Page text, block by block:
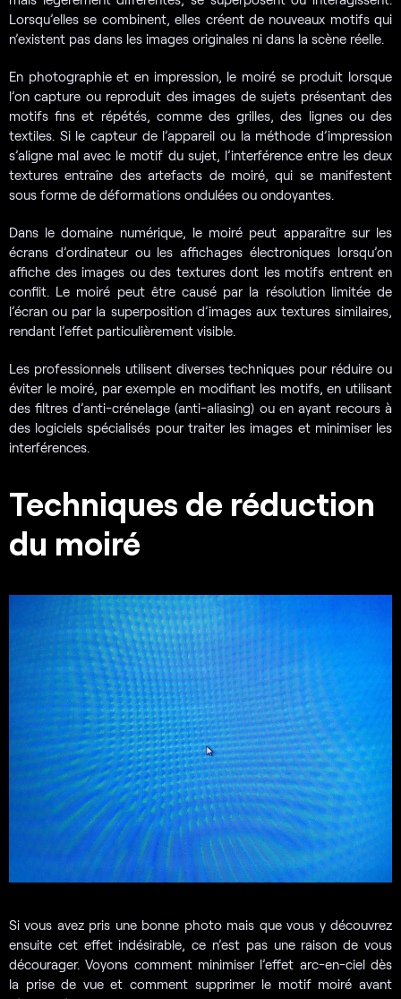
Lorsqu’elles se combinent, elles créent de nouveaux motifs qui
n’existent pas dans les images originales ni dans la scène réelle.
En photographie et en impression, le moiré se produit lorsque
l’on capture ou reproduit des images de sujets présentant des
motifs fins et répétés, comme des grilles, des lignes ou des
textiles. Si le capteur de l’appareil ou la méthode d’impression
s’aligne mal avec le motif du sujet, l’interférence entre les deux
textures entraîne des artefacts de moiré, qui se manifestent
sous forme de déformations ondulées ou ondoyantes.
Dans le domaine numérique, le moiré peut apparaître sur les
écrans d’ordinateur ou les affichages électroniques lorsqu’on
affiche des images ou des textures dont les motifs entrent en
conflit. Le moiré peut être causé par la résolution limitée de
l’écran ou par la superposition d’images aux textures similaires,
rendant l’effet particulièrement visible.
Les professionnels utilisent diverses techniques pour réduire ou
éviter le moiré, par exemple en modifiant les motifs, en utilisant
des filtres d’anti-crénelage (anti-aliasing) ou en ayant recours à
des logiciels spécialisés pour traiter les images et minimiser les
interférences.
Techniques de réduction
du moiré
Si vous avez pris une bonne photo mais que vous y découvrez
ensuite cet effet indésirable, ce n’est pas une raison de vous
décourager. Voyons comment minimiser l’effet arc-en-ciel dès
la prise de vue et comment supprimer le motif moiré avant